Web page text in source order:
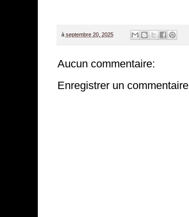
à septembre 20, 2025
Aucun commentaire:
Enregistrer un commentaire